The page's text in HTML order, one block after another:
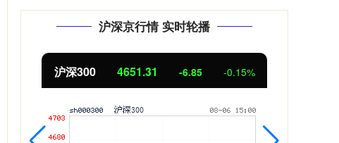
沪深京行情 实时轮播
沪深300 4651.31 -6.85 -0.15%